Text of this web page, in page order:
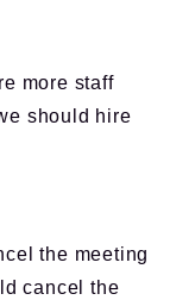
more staff
should hire
the meeting
cancel the